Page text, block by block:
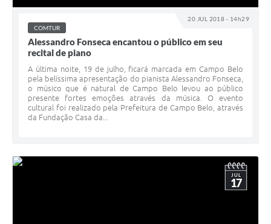
20 JUL 2018 - 14h29
COMTUR
Alessandro Fonseca encantou o público em seu
recital de piano
A última noite, 19 de julho, ficará marcada em Campo Belo
pela belíssima apresentação do pianista Alessandro Fonseca,
o músico que é natural de Campo Belo levou ao público
presente fortes emoções através da música. O evento
cultural foi realizado pela Prefeitura de Campo Belo, através
da Fundação Casa da...
JUL
17